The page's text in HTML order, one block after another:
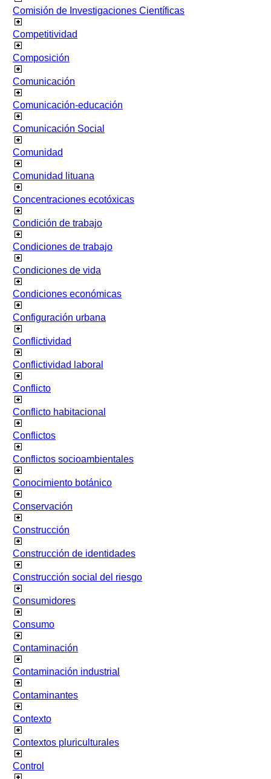
Comisión de Investigaciones Científicas
Competitividad
Composición
Comunicación
Comunicación-educación
Comunicación Social
Comunidad
Comunidad lituana
Concentraciones ecotóxicas
Condición de trabajo
Condiciones de trabajo
Condiciones de vida
Condiciones económicas
Configuración urbana
Conflictividad
Conflictividad laboral
Conflicto
Conflicto habitacional
Conflictos
Conflictos socioambientales
Conocimiento botánico
Conservación
Construcción
Construcción de identidades
Construcción social del riesgo
Consumidores
Consumo
Contaminación
Contaminación industrial
Contaminantes
Contexto
Contextos pluriculturales
Control